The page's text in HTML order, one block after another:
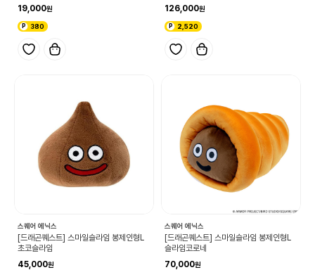
19,000
380
126,000
2,520
스퀘어 에닉스
[드래곤퀘스트] 스마일슬라임 봉제인형L
초코슬라임
45,000
스퀘어 에닉스
[드래곤퀘스트] 스마일슬라임 봉제인형L
슬라임코로네
70,000